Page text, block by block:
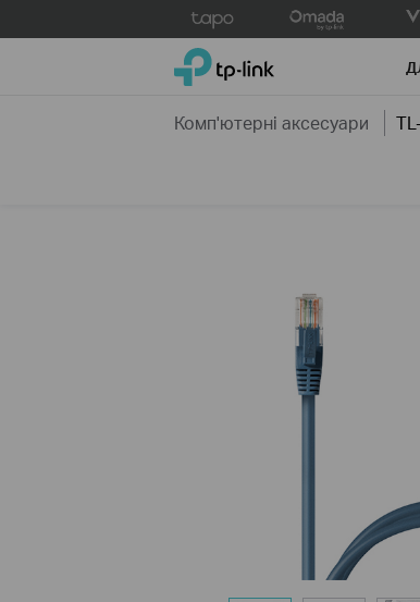
to
TP-Link, Reliably Smart
Комп'ютернi аксесуари